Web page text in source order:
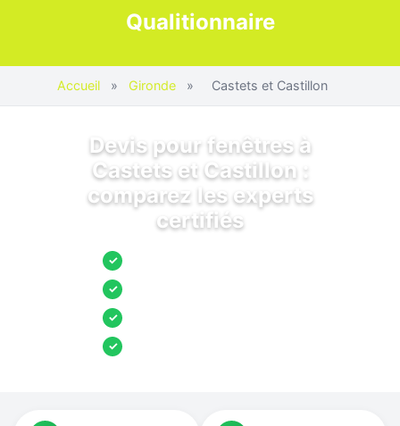
Qualitionnaire
Accueil » Gironde » Castets et Castillon
Devis pour fenêtres à
Castets et Castillon :
comparez les experts
certifiés
✓
✓
✓
✓